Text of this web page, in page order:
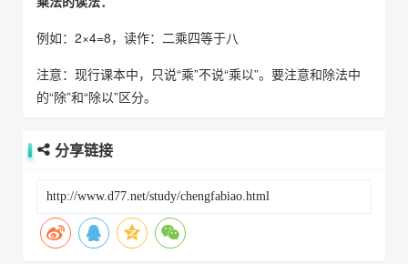
例如：2×4=8，读作：二乘四等于八
注意：现行课本中，只说“乘”不说“乘以”。要注意和除法中
的“除”和“除以”区分。
分享链接